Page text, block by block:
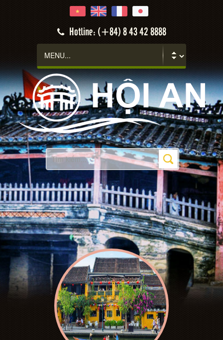
Hotline: (+84) 8 43 42 8888